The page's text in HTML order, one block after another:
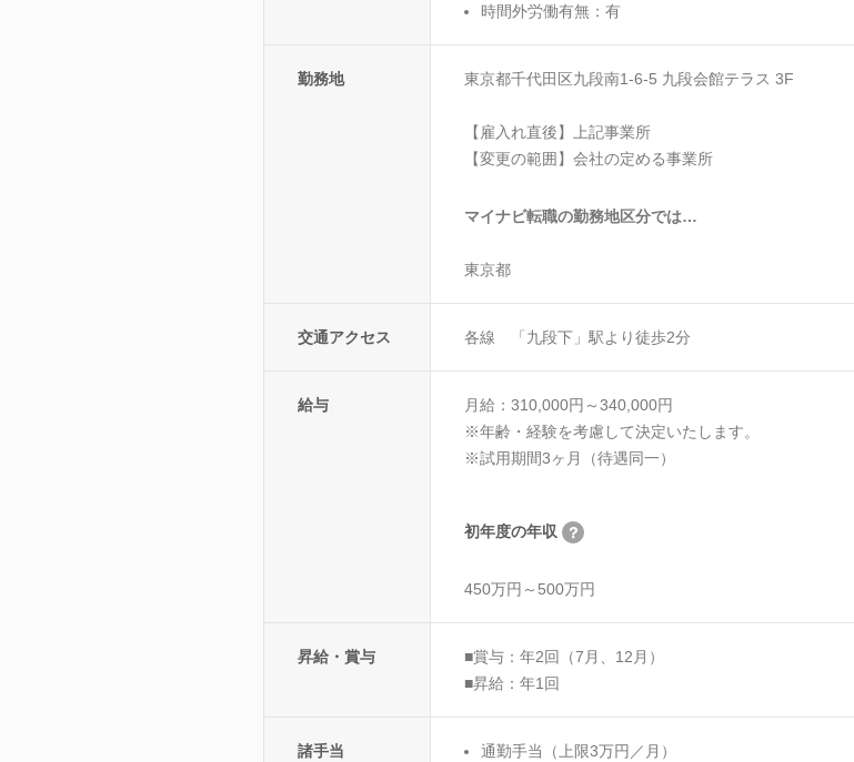
時間外労働有無：有
勤務地 東京都千代田区九段南1-6-5 九段会館テラス 3F
【雇入れ直後】上記事業所
【変更の範囲】会社の定める事業所
マイナビ転職の勤務地区分では…
東京都
交通アクセス 各線 「九段下」駅より徒歩2分
給与
月給：310,000円～340,000円
※年齢・経験を考慮して決定いたします。
※試用期間3ヶ月（待遇同一）
初年度の年収
450万円～500万円
昇給・賞与
■賞与：年2回（7月、12月）
■昇給：年1回
諸手当 通勤手当（上限3万円／月）